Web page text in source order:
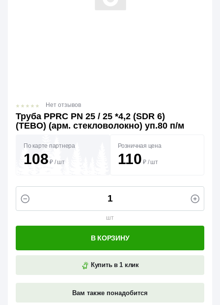
Труба PPRC PN 25 / 25 *4,2 (SDR 6)
(TEBO) (арм. стекловолокно) уп.80 п/м
Нет отзывов
По карте партнера
108 ₽ / шт
Розничная цена
110 ₽ / шт
шт
Купить в 1 клик
Вам также понадобится
В КОРЗИНУ